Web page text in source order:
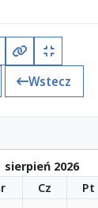
Kopiuj pełny
Kopiuj
Wstecz
sierpień 2026
Cz Pt